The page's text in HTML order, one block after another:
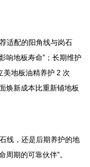
适配的阳角线与岗石
响地板寿命”；长期维护
美地板油精养护 2 次
焕新成本比重新铺地板
线，还是后期养护的地
期的可靠伙伴”。